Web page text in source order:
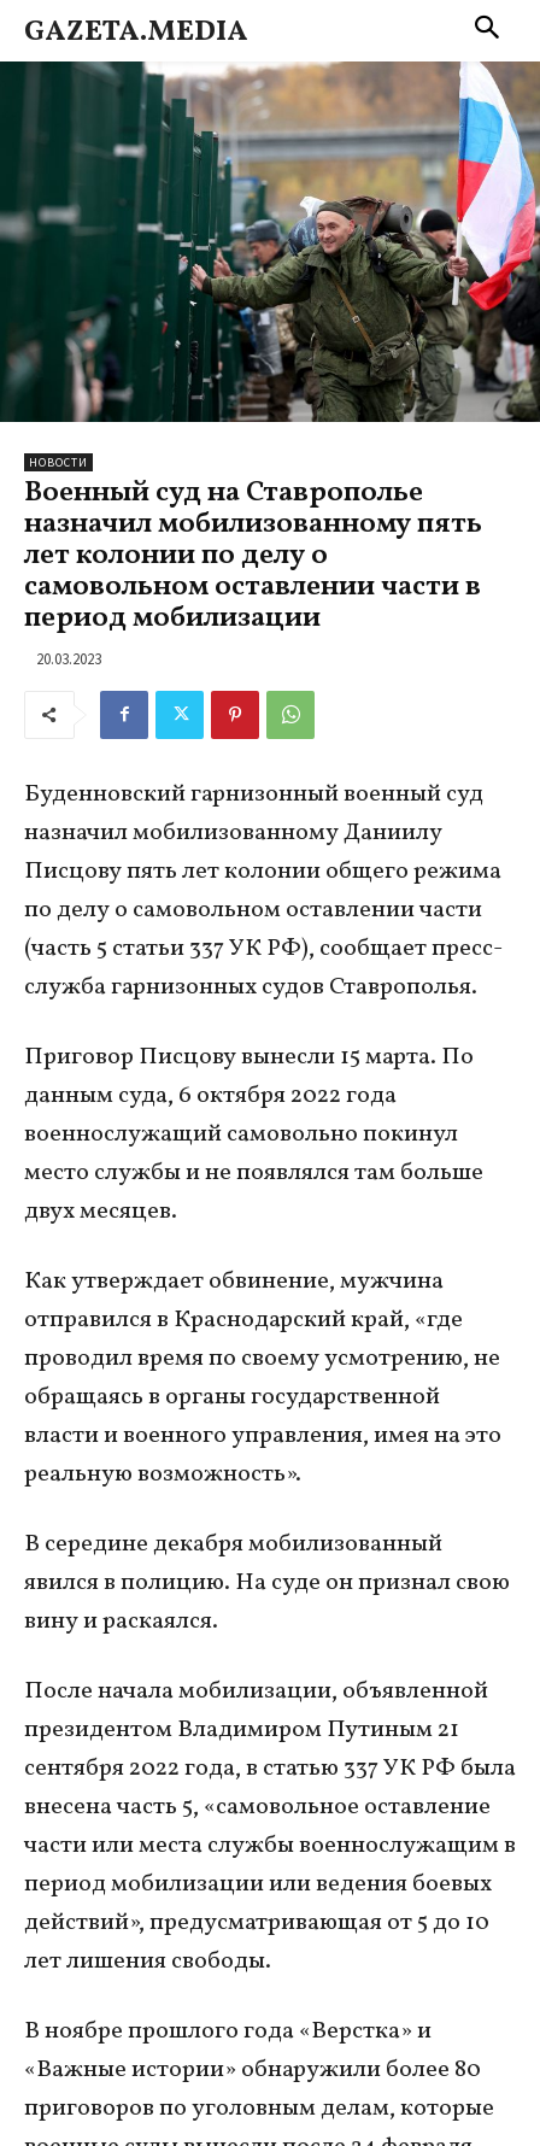
GAZETA.MEDIA
НОВОСТИ
Военный суд на Ставрополье
назначил мобилизованному пять
лет колонии по делу о
самовольном оставлении части в
период мобилизации
20.03.2023
Буденновский гарнизонный военный суд
назначил мобилизованному Даниилу
Писцову пять лет колонии общего режима
по делу о самовольном оставлении части
(часть 5 статьи 337 УК РФ), сообщает пресс-
служба гарнизонных судов Ставрополья.
Приговор Писцову вынесли 15 марта. По
данным суда, 6 октября 2022 года
военнослужащий самовольно покинул
место службы и не появлялся там больше
двух месяцев.
Как утверждает обвинение, мужчина
отправился в Краснодарский край, «где
проводил время по своему усмотрению, не
обращаясь в органы государственной
власти и военного управления, имея на это
реальную возможность».
В середине декабря мобилизованный
явился в полицию. На суде он признал свою
вину и раскаялся.
После начала мобилизации, объявленной
президентом Владимиром Путиным 21
сентября 2022 года, в статью 337 УК РФ была
внесена часть 5, «самовольное оставление
части или места службы военнослужащим в
период мобилизации или ведения боевых
действий», предусматривающая от 5 до 10
лет лишения свободы.
В ноябре прошлого года «Верстка» и
«Важные истории» обнаружили более 80
приговоров по уголовным делам, которые